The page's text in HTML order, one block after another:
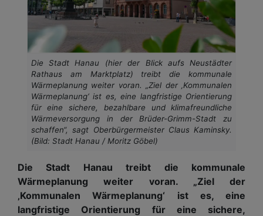
Die Stadt Hanau (hier der Blick aufs Neustädter
Rathaus am Marktplatz) treibt die kommunale
Wärmeplanung weiter voran. „Ziel der ‚Kommunalen
Wärmeplanung‘ ist es, eine langfristige Orientierung
für eine sichere, bezahlbare und klimafreundliche
Wärmeversorgung in der Brüder-Grimm-Stadt zu
schaffen“, sagt Oberbürgermeister Claus Kaminsky.
(Bild: Stadt Hanau / Moritz Göbel)
Die Stadt Hanau treibt die kommunale
Wärmeplanung weiter voran. „Ziel der
‚Kommunalen Wärmeplanung‘ ist es, eine
langfristige Orientierung für eine sichere,